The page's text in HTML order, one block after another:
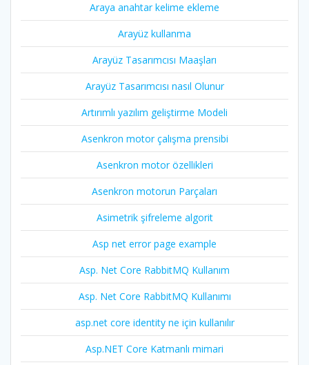
Araya anahtar kelime ekleme
Arayüz kullanma
Arayüz Tasarımcısı Maaşları
Arayüz Tasarımcısı nasıl Olunur
Artırımlı yazılım geliştirme Modeli
Asenkron motor çalışma prensibi
Asenkron motor özellikleri
Asenkron motorun Parçaları
Asimetrik şifreleme algorit
Asp net error page example
Asp. Net Core RabbitMQ Kullanım
Asp. Net Core RabbitMQ Kullanımı
asp.net core identity ne için kullanılır
Asp.NET Core Katmanlı mimari